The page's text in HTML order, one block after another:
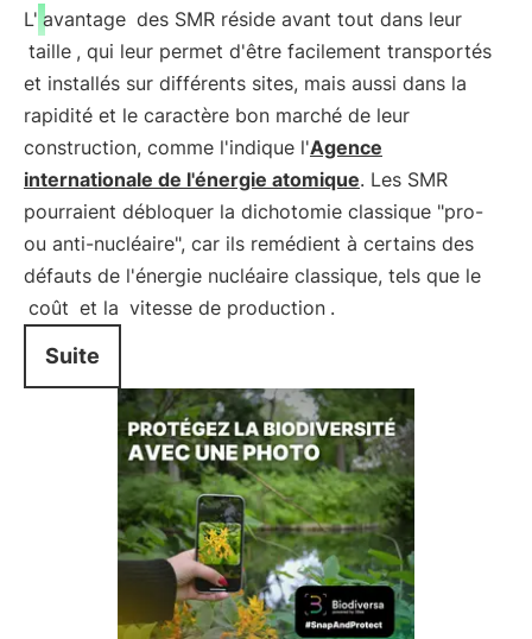
L' avantage des SMR réside avant tout dans leur
taille , qui leur permet d'être facilement transportés
et installés sur différents sites, mais aussi dans la
rapidité et le caractère bon marché de leur
construction, comme l'indique l'Agence
internationale de l'énergie atomique. Les SMR
pourraient débloquer la dichotomie classique "pro-
ou anti-nucléaire", car ils remédient à certains des
défauts de l'énergie nucléaire classique, tels que le
coût et la vitesse de production .
Suite